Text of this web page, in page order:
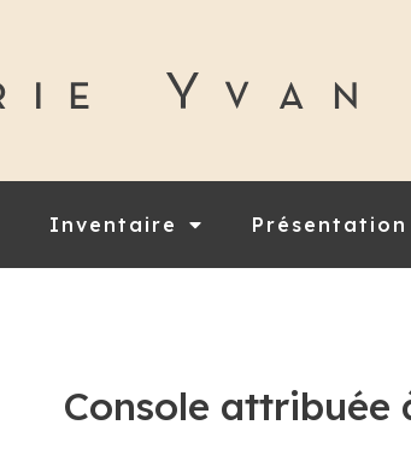
Inventaire Présentation
Console attribuée